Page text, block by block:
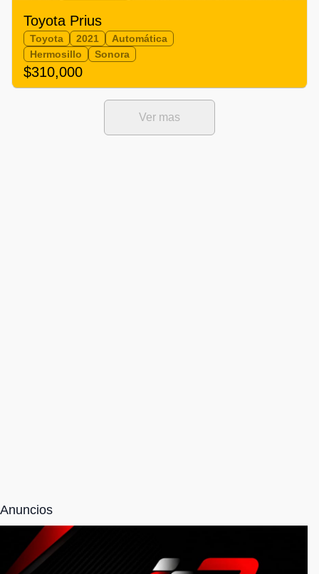
Toyota Prius
Toyota 2021
Automática
Hermosillo
Sonora
$310,000
Ver mas